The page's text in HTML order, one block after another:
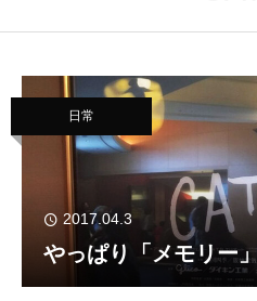
日常
2017.04.3
やっぱり「メモリー